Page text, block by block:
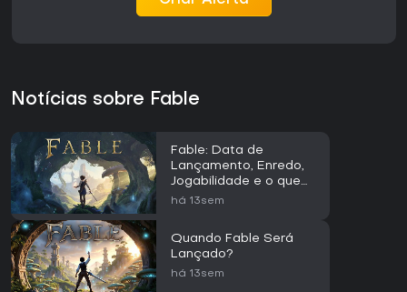
Notícias sobre Fable
Fable: Data de
Lançamento, Enredo,
Jogabilidade e o que
Sabemos Até o
há 13sem
Quando Fable Será
Lançado?
há 13sem